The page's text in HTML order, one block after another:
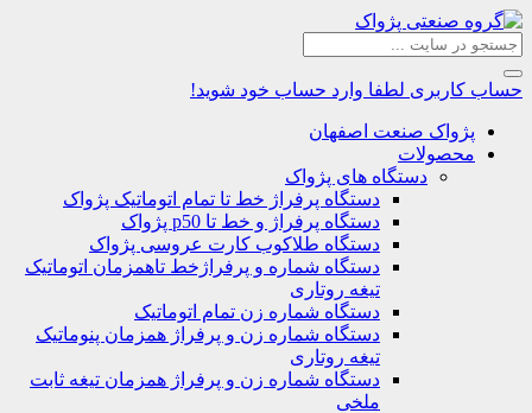
حساب کاربری لطفا وارد حساب خود شوید!
پژواک صنعت اصفهان
محصولات
دستگاه های پژواک
دستگاه پرفراژ خط تا تمام اتوماتیک پژواک
دستگاه پرفراژ و خط تا p50 پژواک
دستگاه طلاکوب کارت عروسی پژواک
دستگاه شماره و پرفراژخط تاهمزمان اتوماتیک
تیغه روتاری
دستگاه شماره زن تمام اتوماتیک
دستگاه شماره زن و پرفراژ همزمان پنوماتیک
تیغه روتاری
دستگاه شماره زن و پرفراژ همزمان تیغه ثابت
ملخی